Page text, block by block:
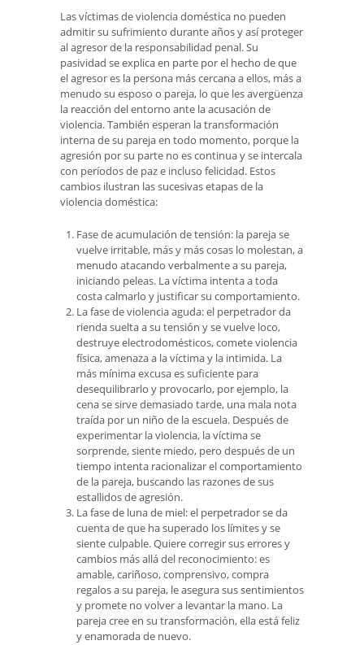
Las víctimas de violencia doméstica no pueden
admitir su sufrimiento durante años y así proteger
al agresor de la responsabilidad penal. Su
pasividad se explica en parte por el hecho de que
el agresor es la persona más cercana a ellos, más a
menudo su esposo o pareja, lo que les avergüenza
la reacción del entorno ante la acusación de
violencia. También esperan la transformación
interna de su pareja en todo momento, porque la
agresión por su parte no es continua y se intercala
con períodos de paz e incluso felicidad. Estos
cambios ilustran las sucesivas etapas de la
violencia doméstica:
Fase de acumulación de tensión: la pareja se
vuelve irritable, más y más cosas lo molestan, a
menudo atacando verbalmente a su pareja,
iniciando peleas. La víctima intenta a toda
costa calmarlo y justificar su comportamiento.
La fase de violencia aguda: el perpetrador da
rienda suelta a su tensión y se vuelve loco,
destruye electrodomésticos, comete violencia
física, amenaza a la víctima y la intimida. La
más mínima excusa es suficiente para
desequilibrarlo y provocarlo, por ejemplo, la
cena se sirve demasiado tarde, una mala nota
traída por un niño de la escuela. Después de
experimentar la violencia, la víctima se
sorprende, siente miedo, pero después de un
tiempo intenta racionalizar el comportamiento
de la pareja, buscando las razones de sus
estallidos de agresión.
La fase de luna de miel: el perpetrador se da
cuenta de que ha superado los límites y se
siente culpable. Quiere corregir sus errores y
cambios más allá del reconocimiento: es
amable, cariñoso, comprensivo, compra
regalos a su pareja, le asegura sus sentimientos
y promete no volver a levantar la mano. La
pareja cree en su transformación, ella está feliz
y enamorada de nuevo.